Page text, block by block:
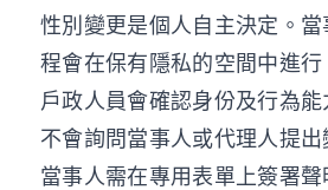
性別變更是個人自主決定。
程會在保有隱私的空間中進行
戶政人員會確認身份及行為
不會詢問當事人或代理人提
當事人需在專用表單上簽署